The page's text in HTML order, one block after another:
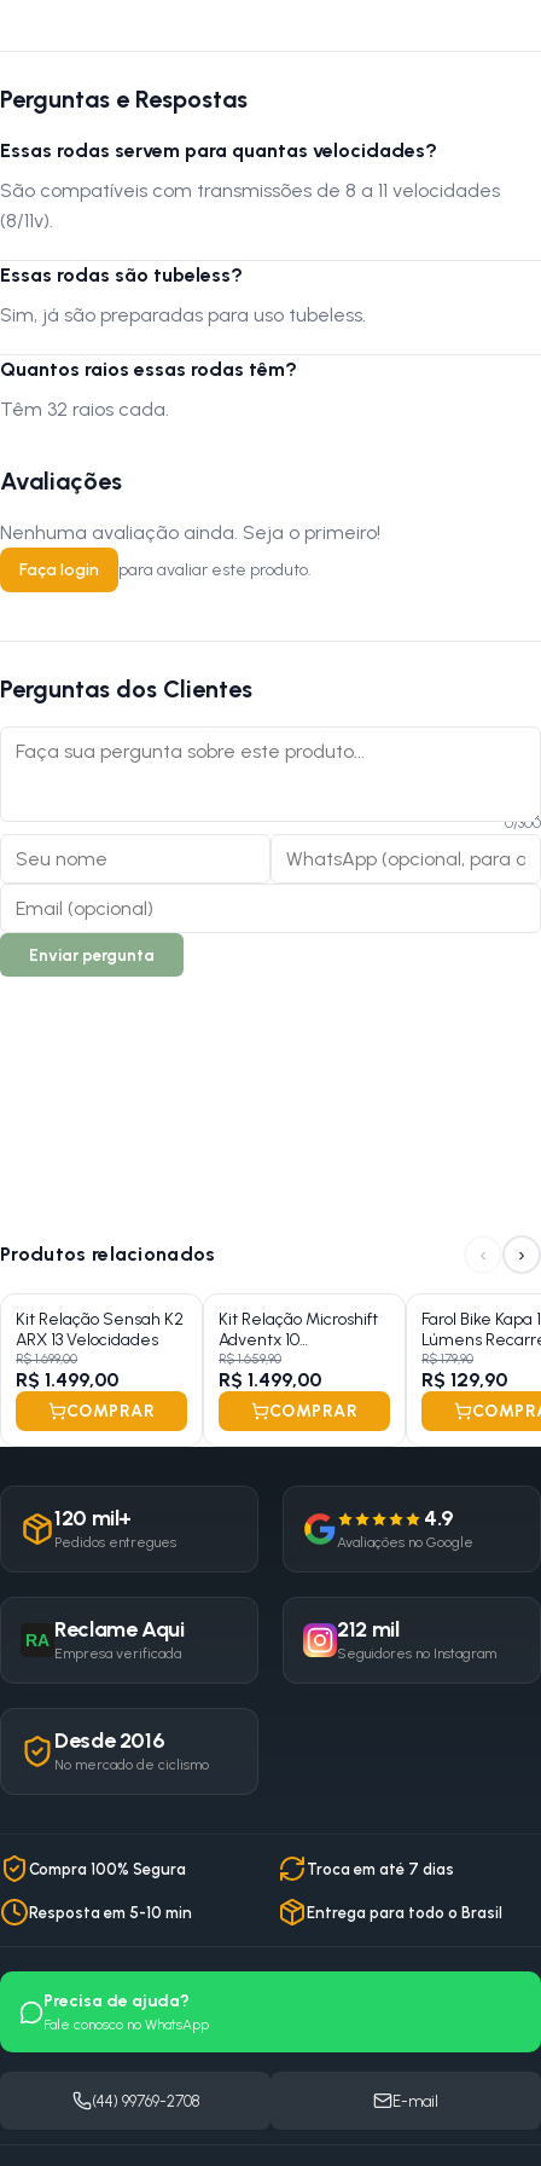
e elevadores. Verifique limitações do produto com o fabricante, se
Siga-nos no Instagram: @lojanapista Assista nosso canal no YouTube:
Perguntas e Respostas
Essas rodas servem para quantas velocidades?
São compatíveis com transmissões de 8 a 11 velocidades
(8/11v).
Essas rodas são tubeless?
Sim, já são preparadas para uso tubeless.
Quantos raios essas rodas têm?
Têm 32 raios cada.
Avaliações
Nenhuma avaliação ainda. Seja o primeiro!
Faça login para avaliar este produto.
Perguntas dos Clientes
0/300
Enviar pergunta
Produtos relacionados ‹ ›
Kit Relação Sensah K2
ARX 13 Velocidades
R$ 1.699,00
R$ 1.499,00
COMPRAR
Kit Relação Microshift
Adventx 10
Velocidades
R$ 1.659,90
R$ 1.499,00
COMPRAR
Farol Bike Kapa
Lúmens
R$ 179,90
R$ 129,90
120 mil+
Pedidos entregues
4.9
Avaliações no Google
RA Reclame Aqui
Empresa verificada
212 mil
Seguidores no Instagram
Desde 2016
No mercado de ciclismo
Compra 100% Segura Troca em até 7 dias
Resposta em 5-10 min Entrega para todo o Brasil
Precisa de ajuda?
Fale conosco no WhatsApp
(44) 99769-2708 E-mail